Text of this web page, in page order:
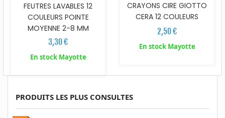
FEUTRES LAVABLES 12
COULEURS POINTE
MOYENNE 2-8 MM
3,30 €
En stock Mayotte
CRAYONS CIRE GIOTTO
CERA 12 COULEURS
2,50 €
En stock Mayotte
PRODUITS LES PLUS CONSULTES